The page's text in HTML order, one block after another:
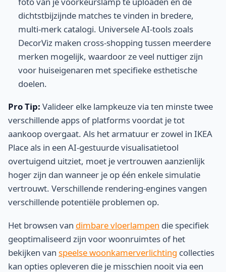
dichtstbijzijnde matches te vinden in bredere,
multi-merk catalogi. Universele AI-tools zoals
DecorViz maken cross-shopping tussen meerdere
merken mogelijk, waardoor ze veel nuttiger zijn
voor huiseigenaren met specifieke esthetische
doelen.
Pro Tip: Valideer elke lampkeuze via ten minste twee
verschillende apps of platforms voordat je tot
aankoop overgaat. Als het armatuur er zowel in IKEA
Place als in een AI-gestuurde visualisatietool
overtuigend uitziet, moet je vertrouwen aanzienlijk
hoger zijn dan wanneer je op één enkele simulatie
vertrouwt. Verschillende rendering-engines vangen
verschillende potentiële problemen op.
Het browsen van dimbare vloerlampen die specifiek
geoptimaliseerd zijn voor woonruimtes of het
bekijken van speelse woonkamerverlichting collecties
kan opties opleveren die je misschien nooit via een